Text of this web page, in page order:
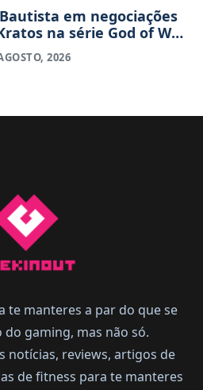
em negociações
na série God of War
2026
te manteres a par do que se
do gaming, mas não só.
notícias, reviews, artigos de
de fitness para te manteres